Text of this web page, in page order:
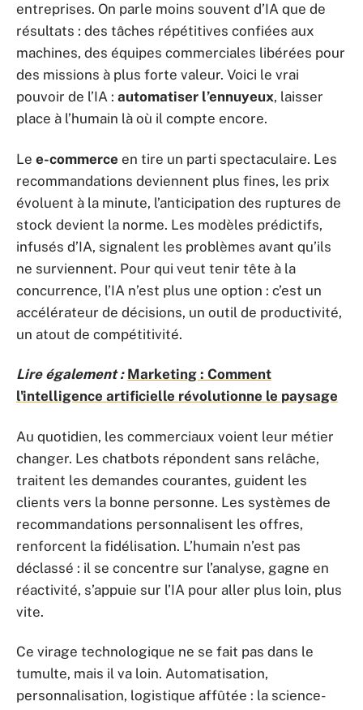
entreprises. On parle moins souvent d’IA que de
résultats : des tâches répétitives confiées aux
machines, des équipes commerciales libérées pour
des missions à plus forte valeur. Voici le vrai
pouvoir de l’IA : automatiser l’ennuyeux, laisser
place à l’humain là où il compte encore.
Le e-commerce en tire un parti spectaculaire. Les
recommandations deviennent plus fines, les prix
évoluent à la minute, l’anticipation des ruptures de
stock devient la norme. Les modèles prédictifs,
infusés d’IA, signalent les problèmes avant qu’ils
ne surviennent. Pour qui veut tenir tête à la
concurrence, l’IA n’est plus une option : c’est un
accélérateur de décisions, un outil de productivité,
un atout de compétitivité.
Lire également : Marketing : Comment
l'intelligence artificielle révolutionne le paysage
Au quotidien, les commerciaux voient leur métier
changer. Les chatbots répondent sans relâche,
traitent les demandes courantes, guident les
clients vers la bonne personne. Les systèmes de
recommandations personnalisent les offres,
renforcent la fidélisation. L’humain n’est pas
déclassé : il se concentre sur l’analyse, gagne en
réactivité, s’appuie sur l’IA pour aller plus loin, plus
vite.
Ce virage technologique ne se fait pas dans le
tumulte, mais il va loin. Automatisation,
personnalisation, logistique affûtée : la science-